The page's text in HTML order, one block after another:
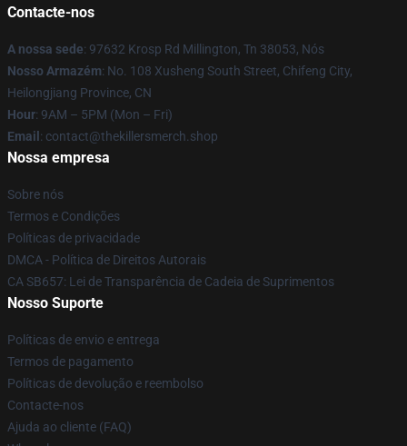
Contacte-nos
A nossa sede: 97632 Krosp Rd Millington, Tn 38053, Nós
Nosso Armazém: No. 108 Xusheng South Street, Chifeng City,
Heilongjiang Province, CN
Hour: 9AM – 5PM (Mon – Fri)
Email : contact@thekillersmerch.shop
Nossa empresa
Sobre nós
Termos e Condições
Políticas de privacidade
DMCA - Política de Direitos Autorais
CA SB657: Lei de Transparência de Cadeia de Suprimentos
Nosso Suporte
Políticas de envio e entrega
Termos de pagamento
Políticas de devolução e reembolso
Contacte-nos
Ajuda ao cliente (FAQ)